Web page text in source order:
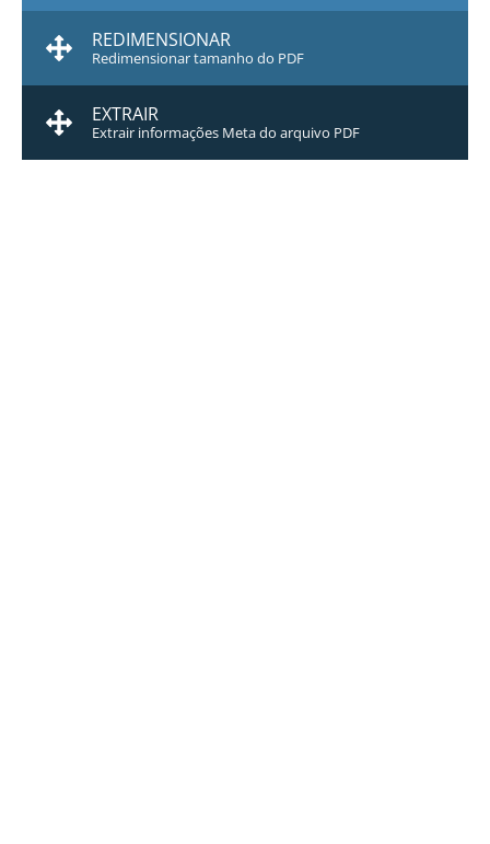
REDIMENSIONAR
Redimensionar tamanho do PDF
EXTRAIR
Extrair informações Meta do arquivo PDF